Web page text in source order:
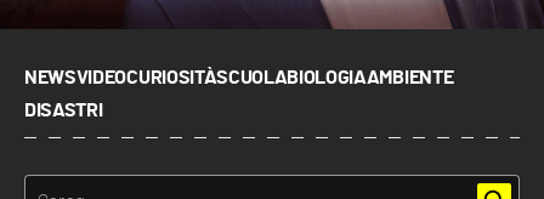
NEWSVIDEOCURIOSITÀSCUOLABIOLOGIAAMBIENTE
DISASTRI